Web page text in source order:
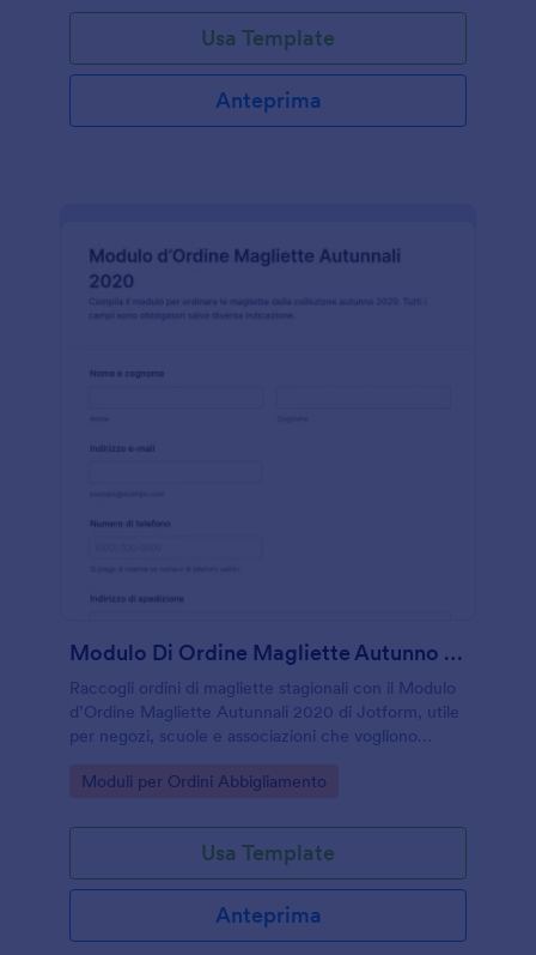
Usa Template
Anteprima
Modulo Di Ordine Magliette Autunno 2020
Raccogli ordini di magliette stagionali con il Modulo
d’Ordine Magliette Autunnali 2020 di Jotform, utile
per negozi, scuole e associazioni che vogliono
semplice.
Go to Category:
Moduli per Ordini Abbigliamento
Usa Template
Anteprima